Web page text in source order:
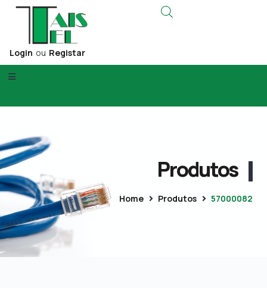
Login ou Registar
Produtos
Home Produtos 57000082